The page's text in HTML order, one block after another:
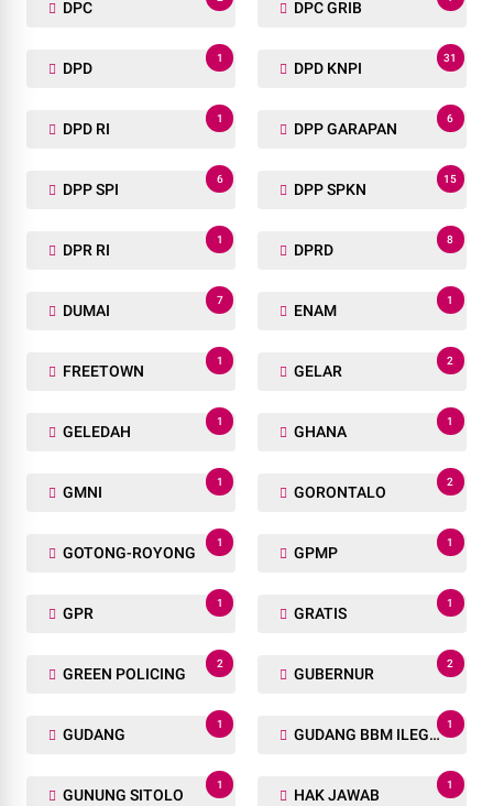
DPC DPC GRIB
DPD
1
DPD KNPI
31
DPD RI
1
DPP GARAPAN
6
DPP SPI
6
DPP SPKN
15
DPR RI
1
DPRD
8
DUMAI
7
ENAM
1
FREETOWN
1
GELAR
2
GELEDAH
1
GHANA
1
GMNI
1
GORONTALO
2
GOTONG-ROYONG
1
GPMP
1
GPR
1
GRATIS
1
GREEN POLICING
2
GUBERNUR
2
GUDANG
1
GUDANG BBM ILEGAL
1
GUNUNG SITOLO
1
HAK JAWAB
1